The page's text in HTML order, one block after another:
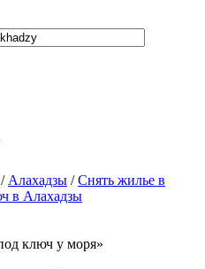
/ Алахадзы /Снять жилье в
в Алахадзы
ключ у моря»